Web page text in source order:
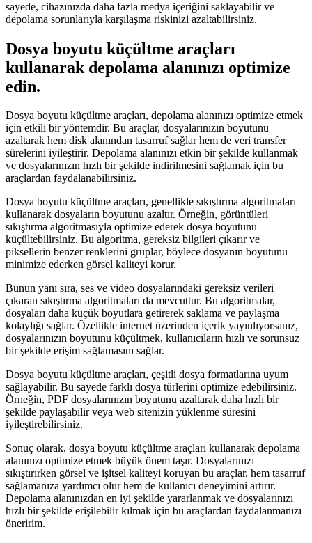
sayede, cihazınızda daha fazla medya içeriğini saklayabilir ve
depolama sorunlarıyla karşılaşma riskinizi azaltabilirsiniz.
Dosya boyutu küçültme araçları
kullanarak depolama alanınızı optimize
edin.
Dosya boyutu küçültme araçları, depolama alanınızı optimize etmek
için etkili bir yöntemdir. Bu araçlar, dosyalarınızın boyutunu
azaltarak hem disk alanından tasarruf sağlar hem de veri transfer
sürelerini iyileştirir. Depolama alanınızı etkin bir şekilde kullanmak
ve dosyalarınızın hızlı bir şekilde indirilmesini sağlamak için bu
araçlardan faydalanabilirsiniz.
Dosya boyutu küçültme araçları, genellikle sıkıştırma algoritmaları
kullanarak dosyaların boyutunu azaltır. Örneğin, görüntüleri
sıkıştırma algoritmasıyla optimize ederek dosya boyutunu
küçültebilirsiniz. Bu algoritma, gereksiz bilgileri çıkarır ve
piksellerin benzer renklerini gruplar, böylece dosyanın boyutunu
minimize ederken görsel kaliteyi korur.
Bunun yanı sıra, ses ve video dosyalarındaki gereksiz verileri
çıkaran sıkıştırma algoritmaları da mevcuttur. Bu algoritmalar,
dosyaları daha küçük boyutlara getirerek saklama ve paylaşma
kolaylığı sağlar. Özellikle internet üzerinden içerik yayınlıyorsanız,
dosyalarınızın boyutunu küçültmek, kullanıcıların hızlı ve sorunsuz
bir şekilde erişim sağlamasını sağlar.
Dosya boyutu küçültme araçları, çeşitli dosya formatlarına uyum
sağlayabilir. Bu sayede farklı dosya türlerini optimize edebilirsiniz.
Örneğin, PDF dosyalarınızın boyutunu azaltarak daha hızlı bir
şekilde paylaşabilir veya web sitenizin yüklenme süresini
iyileştirebilirsiniz.
Sonuç olarak, dosya boyutu küçültme araçları kullanarak depolama
alanınızı optimize etmek büyük önem taşır. Dosyalarınızı
sıkıştırırken görsel ve işitsel kaliteyi koruyan bu araçlar, hem tasarruf
sağlamanıza yardımcı olur hem de kullanıcı deneyimini artırır.
Depolama alanınızdan en iyi şekilde yararlanmak ve dosyalarınızı
hızlı bir şekilde erişilebilir kılmak için bu araçlardan faydalanmanızı
öneririm.